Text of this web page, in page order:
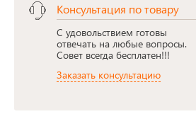
Консультация по товару
С удовольствием готовы
отвечать на любые вопросы.
Совет всегда бесплатен!!!
Заказать консультацию